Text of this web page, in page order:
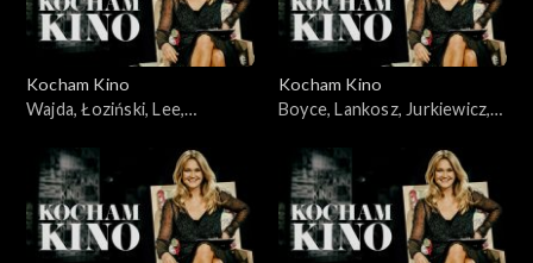
Kocham Kino
Wajda, Łoziński, Lee,
Kocham Kino
Boyce, Lankosz, Jurkiewicz,
03.06.2008